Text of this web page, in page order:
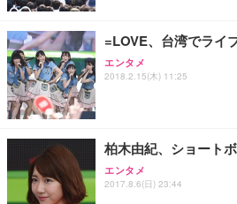
=LOVE、台湾でライ
エンタメ
2018.2.15(木) 11:25
柏木由紀、ショート
エンタメ
2017.8.6(日) 23:44